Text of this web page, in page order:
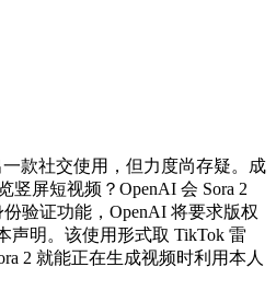
款社交使用，但力度尚存疑。成
屏短视频？OpenAI 会 Sora 2
验证功能，OpenAI 将要求版权
声明。该使用形式取 TikTok 雷
2 就能正在生成视频时利用本人